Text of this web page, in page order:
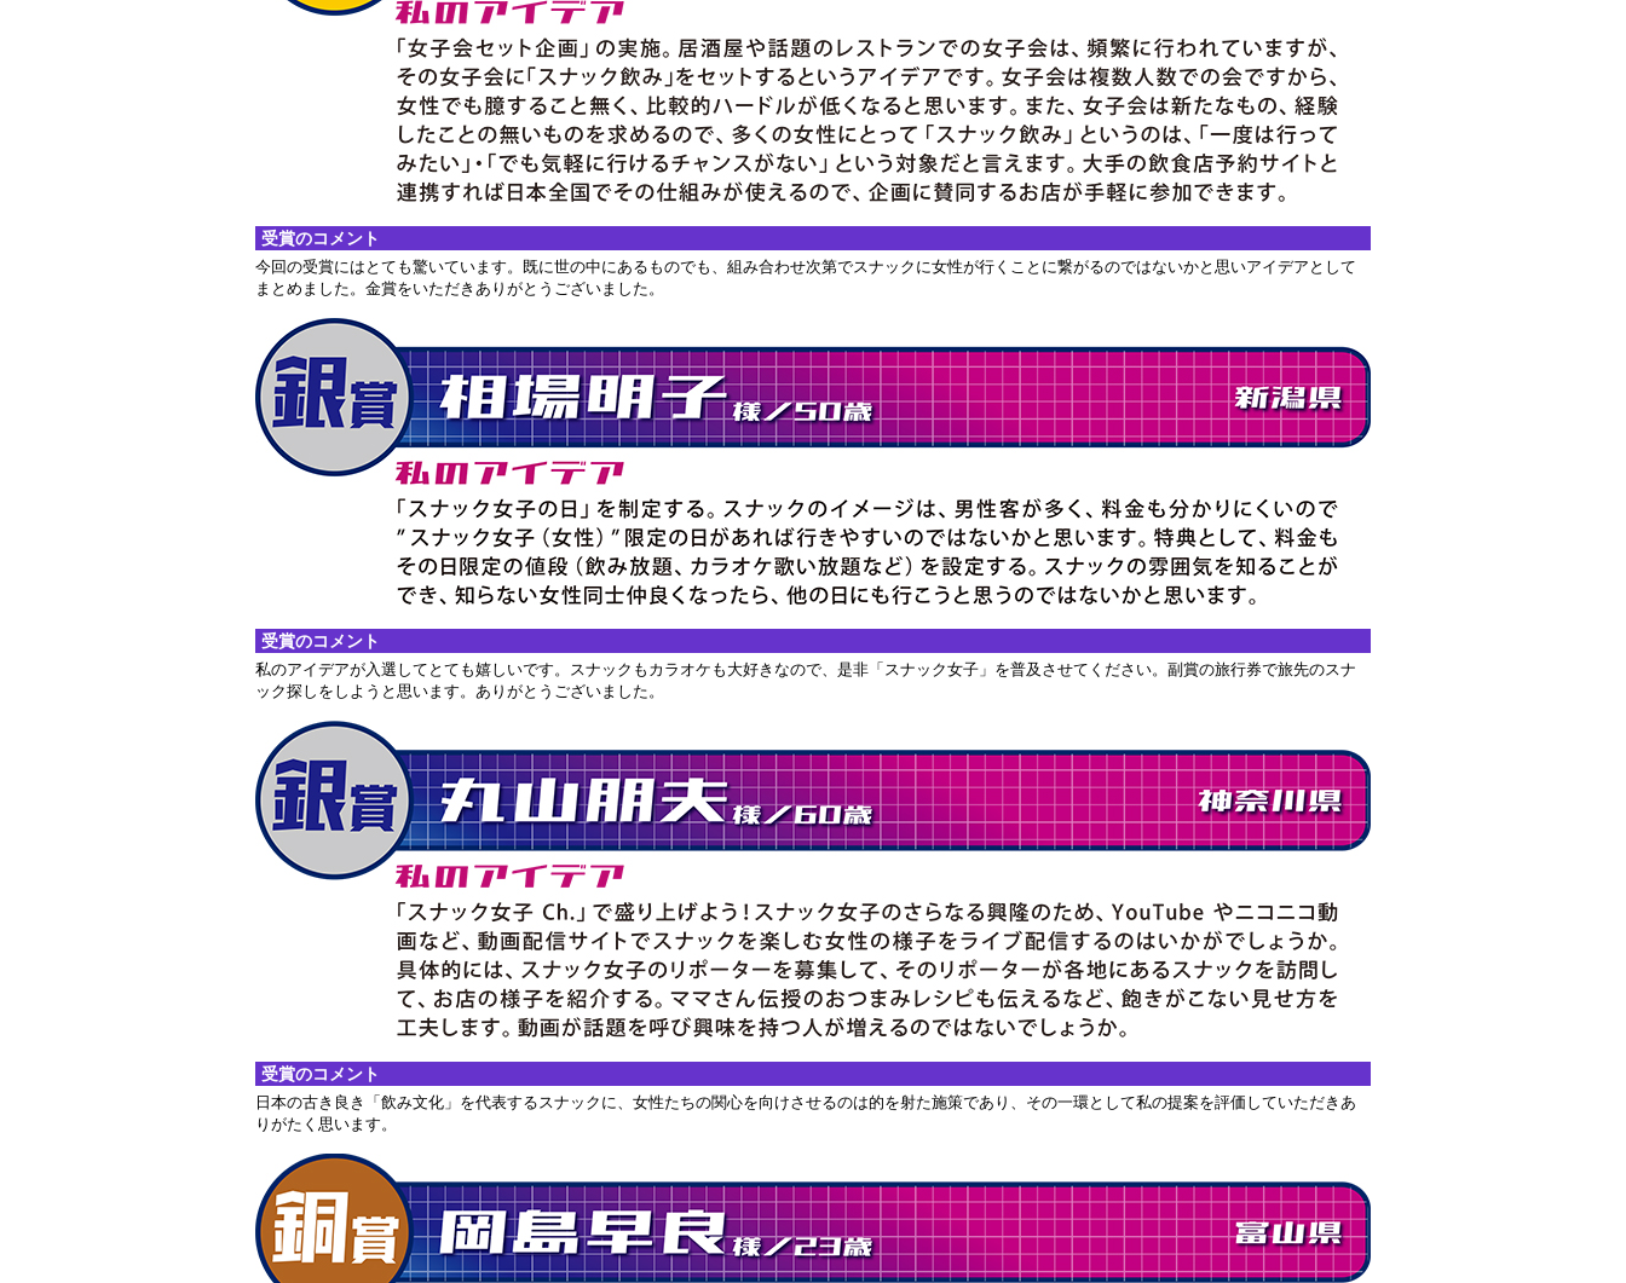
受賞のコメント
今回の受賞にはとても驚いています。既に世の中にあるものでも、組み合わせ次第でスナックに女性が行くことに繋がるのではないかと思いアイデアとして
まとめました。金賞をいただきありがとうございました。
受賞のコメント
私のアイデアが入選してとても嬉しいです。スナックもカラオケも大好きなので、是非「スナック女子」を普及させてください。副賞の旅行券で旅先のスナ
ック探しをしようと思います。ありがとうございました。
受賞のコメント
日本の古き良き「飲み文化」を代表するスナックに、女性たちの関心を向けさせるのは的を射た施策であり、その一環として私の提案を評価していただきあ
りがたく思います。